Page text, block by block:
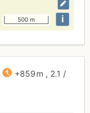
500 m i
+859 m , 2.1 /